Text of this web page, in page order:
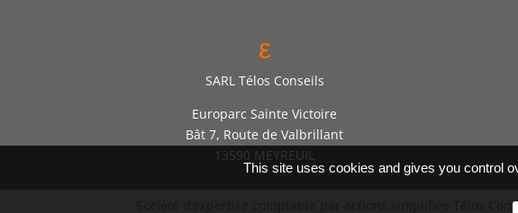
ε
SARL Télos Conseils
Europarc Sainte Victoire
Bât 7, Route de Valbrillant
13590 MEYREUIL
Société d’expertise comptable par actions simplifiée Télos
This site uses cookies and gives you control